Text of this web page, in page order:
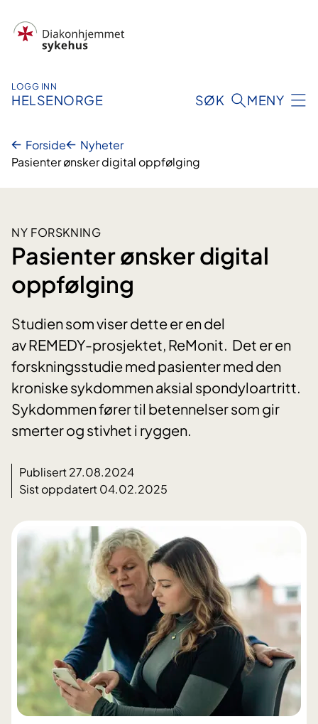
innhold
LOGG INN
HELSENORGE SØK MENY
Forside
Nyheter
Pasienter ønsker digital oppfølging
NY FORSKNING
Pasienter ønsker digital
oppfølging
Studien som viser dette er en del
av REMEDY-prosjektet, ReMonit. Det er en
forskningsstudie med pasienter med den
kroniske sykdommen aksial spondyloartritt.
Sykdommen fører til betennelser som gir
smerter og stivhet i ryggen.
Publisert 27.08.2024
Sist oppdatert 04.02.2025